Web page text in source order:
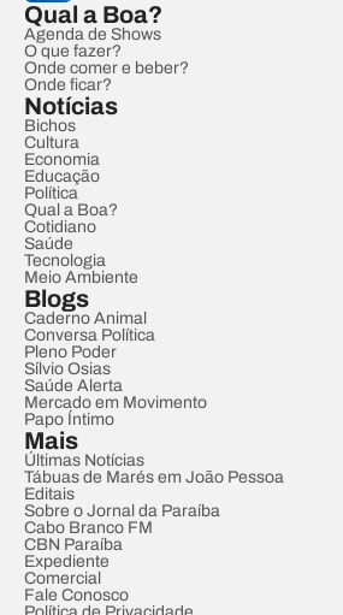
Qual a Boa?
Agenda de Shows
O que fazer?
Onde comer e beber?
Onde ficar?
Notícias
Bichos
Cultura
Economia
Educação
Política
Qual a Boa?
Cotidiano
Saúde
Tecnologia
Meio Ambiente
Blogs
Caderno Animal
Conversa Política
Pleno Poder
Sílvio Osias
Saúde Alerta
Mercado em Movimento
Papo Íntimo
Mais
Últimas Notícias
Tábuas de Marés em João Pessoa
Editais
Sobre o Jornal da Paraíba
Cabo Branco FM
CBN Paraíba
Expediente
Comercial
Fale Conosco